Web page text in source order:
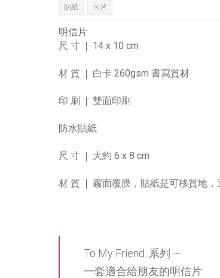
貼紙 卡片
明信片
尺 寸 ❘ 14 x 10 cm
材 質 ❘ 白卡 260gsm 書寫質材
印 刷 ❘ 雙面印刷
防水貼紙
尺 寸 ❘ 大約 6 x 8 cm
材 質 ❘ 霧面覆膜，貼紙是可移質地
To My Friend. 系列 —
一套適合給朋友的明信片